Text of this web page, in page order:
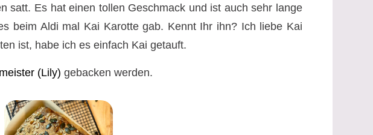
satt. Es hat einen tollen Geschmack und ist auch sehr lange
beim Aldi mal Kai Karotte gab. Kennt Ihr ihn? Ich liebe Kai
ist, habe ich es einfach Kai getauft.
(Lily) gebacken werden.